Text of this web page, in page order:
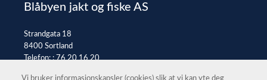
Blåbyen jakt og fiske AS
Strandgata 18
8400 Sortland
Telefon: :76 20 16 20